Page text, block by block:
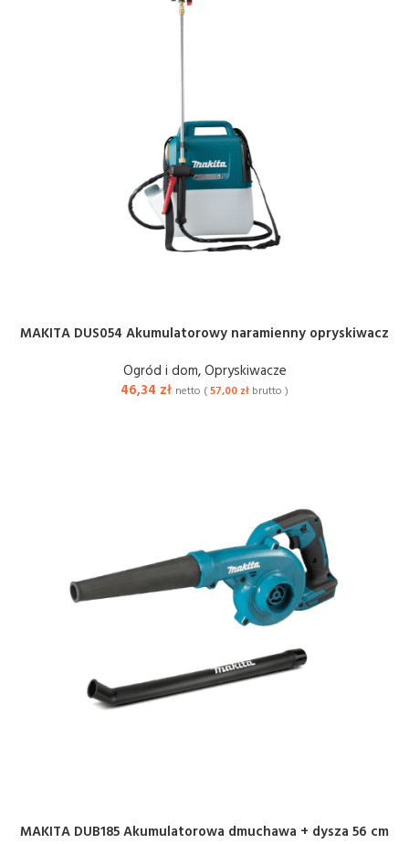
MAKITA DUS054 Akumulatorowy naramienny opryskiwacz
Ogród i dom,Opryskiwacze
46,34 zł netto (57,00 zł brutto )
MAKITA DUB185 Akumulatorowa dmuchawa + dysza 56 cm